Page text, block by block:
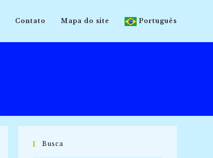
Contato Mapa do site Português
Busca